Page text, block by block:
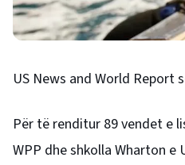
US News and World Report
Për të renditur 89 vendet e
WPP dhe shkolla Wharton